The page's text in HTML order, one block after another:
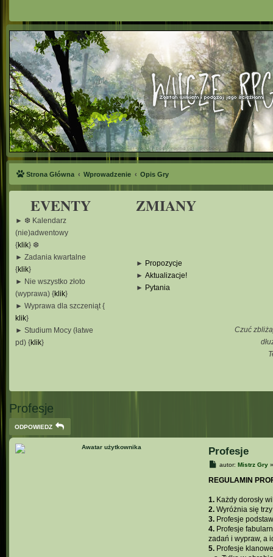
Strona Główna Wprowadzenie Opis Gry
EVENTY ZMIANY
► ❆ Kalendarz
(nie)adwentowy
{klik} ❆
► Zadania kwartalne
{klik}
► Nie wszystko złoto
(wyprawa) {klik}
► Wyprawa dla szczeniąt {
klik}
► Studium Mocy (łatwe
pd) {klik}
► Propozycje
► Aktualizacje!
► Pytania
Czuć
Profesje
ODPOWIEDZ
Profesje
P
s
autor:Mistrz Gry
REGULAMIN
1.Każdy dorosły
2.Wyróżnia się
3.Profesje
4.Profesje
zadań i wypraw, a
5.Profesje